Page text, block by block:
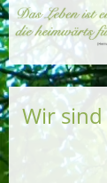
Wir sind